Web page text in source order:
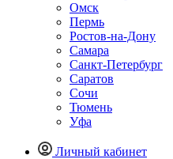
Омск
Пермь
Ростов-на-Дону
Самара
Санкт-Петербург
Саратов
Сочи
Тюмень
Уфа
Личный кабинет